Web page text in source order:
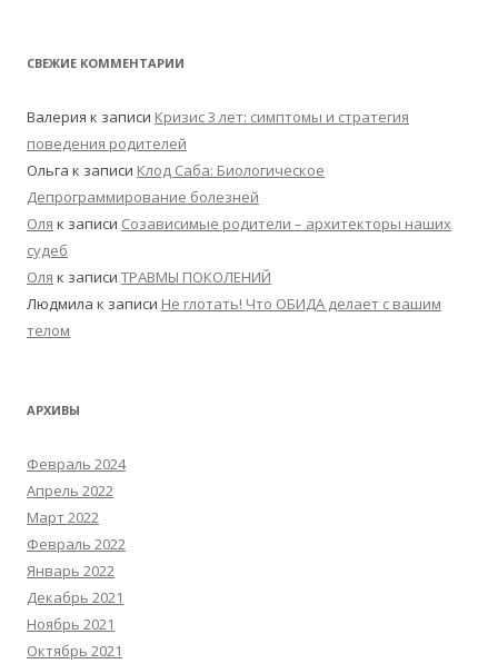
СВЕЖИЕ КОММЕНТАРИИ
Валерия к записи Кризис 3 лет: симптомы и стратегия
поведения родителей
Ольга к записи Клод Саба: Биологическое
Депрограммирование болезней
Оля к записи Созависимые родители – архитекторы наших
судеб
Оля к записи ТРАВМЫ ПОКОЛЕНИЙ
Людмила к записи Не глотать! Что ОБИДА делает с вашим
телом
АРХИВЫ
Февраль 2024
Апрель 2022
Март 2022
Февраль 2022
Январь 2022
Декабрь 2021
Ноябрь 2021
Октябрь 2021